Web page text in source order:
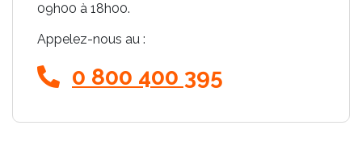
09h00 à 18h00.
Appelez-nous au :
0 800 400 395